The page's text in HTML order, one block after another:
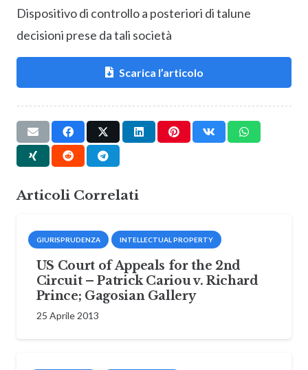
Dispositivo di controllo a posteriori di talune
decisioni prese da tali società
Scarica l’articolo
Articoli Correlati
GIURISPRUDENZA INTELLECTUAL PROPERTY
US Court of Appeals for the 2nd
Circuit – Patrick Cariou v. Richard
Prince; Gagosian Gallery
25 Aprile 2013